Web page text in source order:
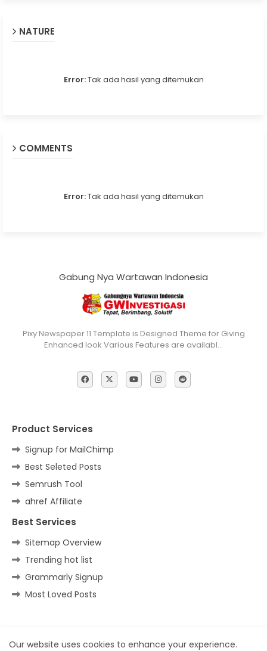
NATURE
Error:Tak ada hasil yang ditemukan
COMMENTS
Error:Tak ada hasil yang ditemukan
Gabung Nya Wartawan Indonesia
Pixy Newspaper 11 Template is Designed Theme for Giving
Enhanced look Various Features are availabl…
Product Services
Signup for MailChimp
Best Seleted Posts
Semrush Tool
ahref Affiliate
Best Services
Sitemap Overview
Trending hot list
Grammarly Signup
Most Loved Posts
Home Contact us Privacy Policy
Our website uses cookies to enhance your experience.